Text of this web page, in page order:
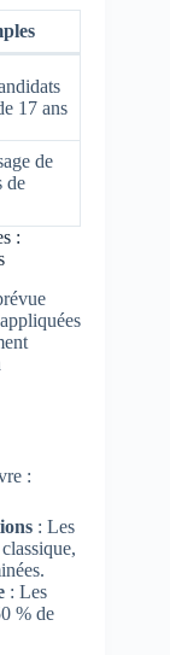
17 ans
de
de
:
:
: Les
: Les
% de